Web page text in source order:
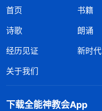
首页 书籍
诗歌
朗诵
经历见证
新时代
关于我们
下载全能神教会App